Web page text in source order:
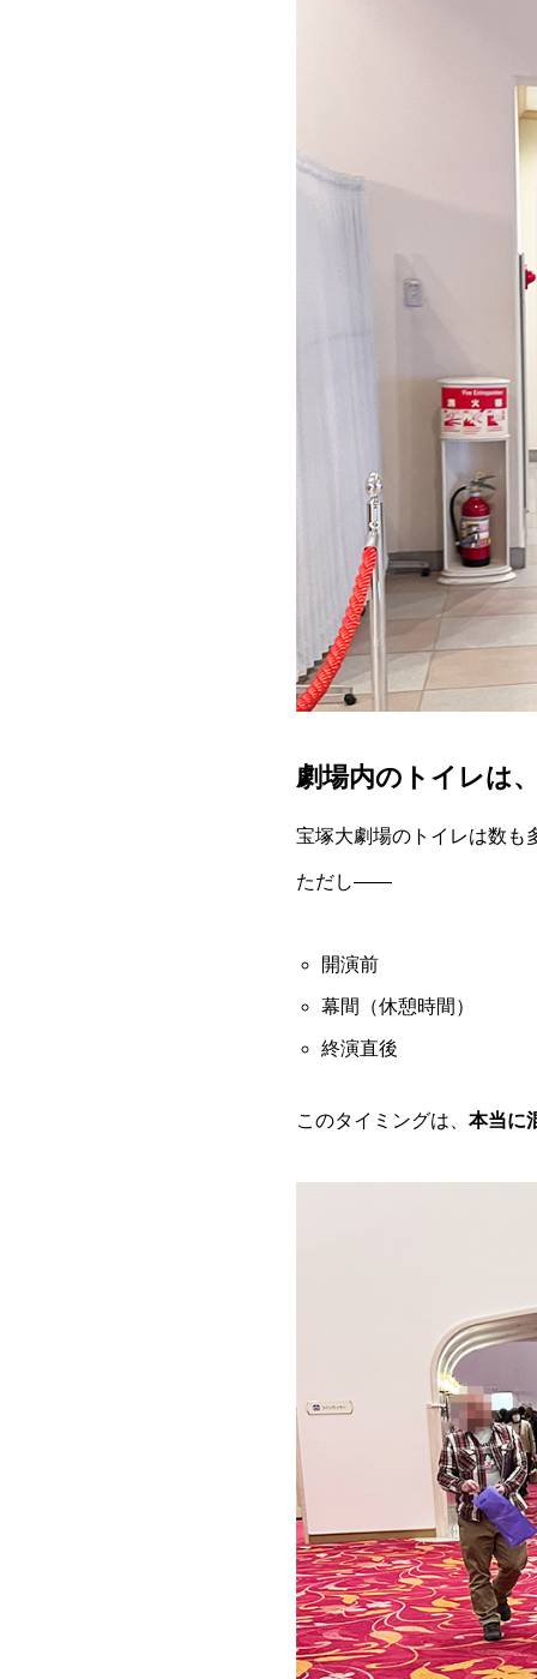
劇場内のトイレは
宝塚大劇場のトイレは数も
ただし――
開演前
幕間（休憩時間）
終演直後
このタイミングは、 本当に